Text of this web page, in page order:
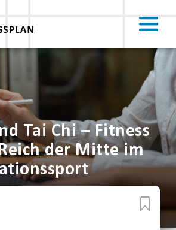
Tai Chi – Fitness
der Mitte im